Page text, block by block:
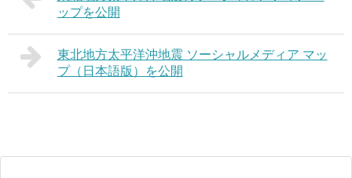
ップを公開
東北地方太平洋沖地震 ソーシャルメディア マッ
プ（日本語版）を公開